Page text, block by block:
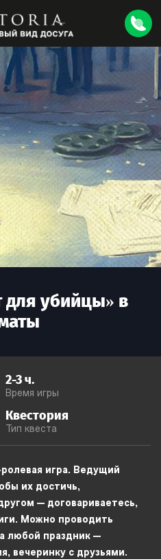
для убийцы» в
2-3ч.
Время игры
Квестория
Тип квеста
игра. Ведущий
их достичь,
— договариваетесь,
Можно проводить
любой праздник —
вечеринку с друзьями.